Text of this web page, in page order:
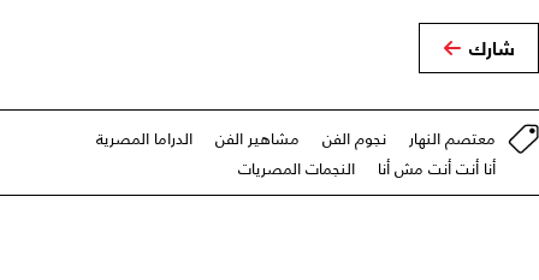
شارك
معتصم النهار نجوم الفن مشاهير الفن
الدراما المصرية
أنا أنت أنت مش أنا
النجمات المصريات